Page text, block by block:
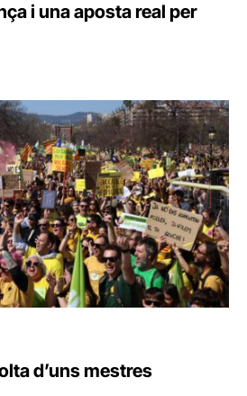
i una aposta real per
d’uns mestres